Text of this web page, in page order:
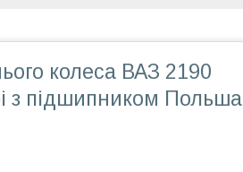
колеса ВАЗ 2190
з підшипником Польша